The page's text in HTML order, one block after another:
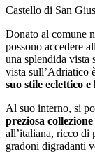
Castello di San
Donato al comune
possono accedere
una splendida vista
vista sull’Adriatico
suo stile eclettico
Al suo interno, si
preziosa
all’italiana, ricco di
gradoni digradanti